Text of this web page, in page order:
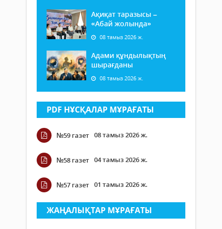
Ақиқат таразысы –
«Абай жолында»
08 тамыз 2026 ж.
Адами құндылықтың
шырағданы
08 тамыз 2026 ж.
PDF НҰСҚАЛАР МҰРАҒАТЫ
№59 газет 08 тамыз 2026 ж.
№58 газет 04 тамыз 2026 ж.
№57 газет 01 тамыз 2026 ж.
ЖАҢАЛЫҚТАР МҰРАҒАТЫ